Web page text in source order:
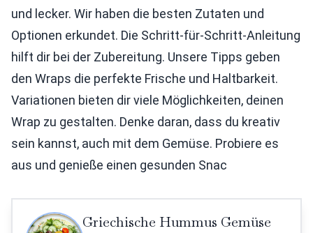
und lecker. Wir haben die besten Zutaten und
Optionen erkundet. Die Schritt-für-Schritt-Anleitung
hilft dir bei der Zubereitung. Unsere Tipps geben
den Wraps die perfekte Frische und Haltbarkeit.
Variationen bieten dir viele Möglichkeiten, deinen
Wrap zu gestalten. Denke daran, dass du kreativ
sein kannst, auch mit dem Gemüse. Probiere es
aus und genieße einen gesunden Snac
Griechische Hummus Gemüse